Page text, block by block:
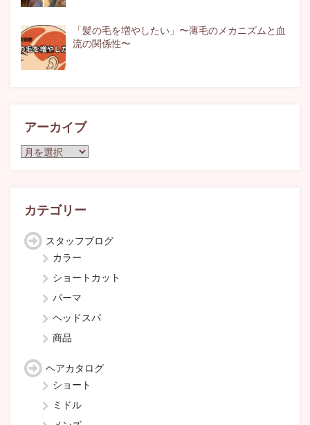
「髪の毛を増やしたい」〜薄毛のメカニズムと血
流の関係性〜
アーカイブ
ア
ブ
カテゴリー
スタッフブログ
カラー
ショートカット
パーマ
ヘッドスパ
商品
ヘアカタログ
ショート
ミドル